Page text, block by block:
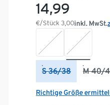
14,99
€/Stück3,00inkl. MwSt.
S 36/38 M 40/
Richtige Größe